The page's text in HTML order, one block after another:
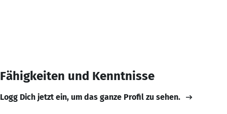
Fähigkeiten und Kenntnisse
Logg Dich jetzt ein, um das ganze Profil zu sehen.